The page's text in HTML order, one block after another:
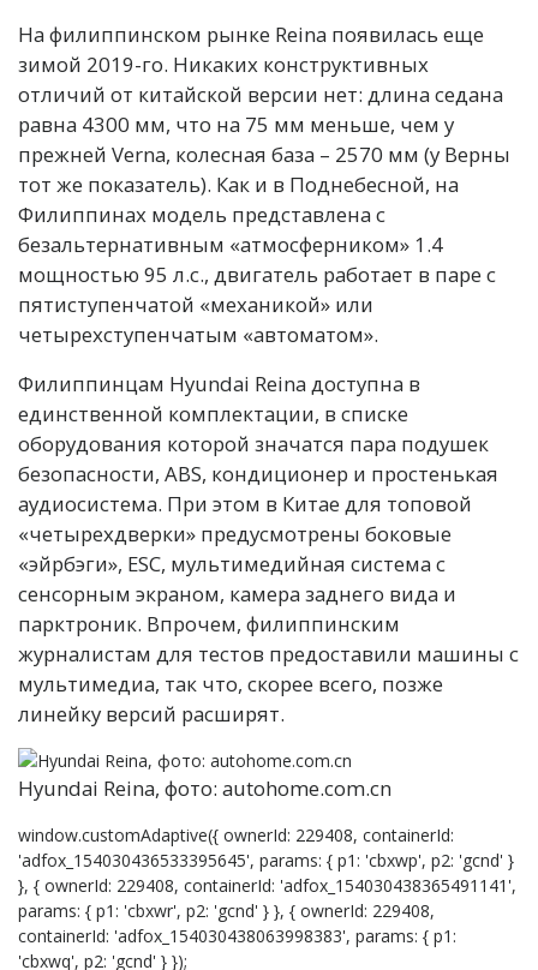
На филиппинском рынке Reina появилась еще
зимой 2019-го. Никаких конструктивных
отличий от китайской версии нет: длина седана
равна 4300 мм, что на 75 мм меньше, чем у
прежней Verna, колесная база – 2570 мм (у Верны
тот же показатель). Как и в Поднебесной, на
Филиппинах модель представлена с
безальтернативным «атмосферником» 1.4
мощностью 95 л.с., двигатель работает в паре с
пятиступенчатой «механикой» или
четырехступенчатым «автоматом».
Филиппинцам Hyundai Reina доступна в
единственной комплектации, в списке
оборудования которой значатся пара подушек
безопасности, ABS, кондиционер и простенькая
аудиосистема. При этом в Китае для топовой
«четырехдверки» предусмотрены боковые
«эйрбэги», ESC, мультимедийная система с
сенсорным экраном, камера заднего вида и
парктроник. Впрочем, филиппинским
журналистам для тестов предоставили машины с
мультимедиа, так что, скорее всего, позже
линейку версий расширят.
Hyundai Reina, фото: autohome.com.cn
window.customAdaptive({ ownerId: 229408, containerId:
'adfox_154030436533395645', params: { p1: 'cbxwp', p2: 'gcnd' }
}, { ownerId: 229408, containerId: 'adfox_154030438365491141',
params: { p1: 'cbxwr', p2: 'gcnd' } }, { ownerId: 229408,
containerId: 'adfox_154030438063998383', params: { p1:
'cbxwq', p2: 'gcnd' } });